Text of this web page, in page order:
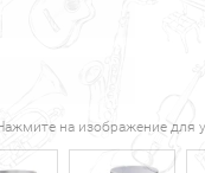
на изображение для